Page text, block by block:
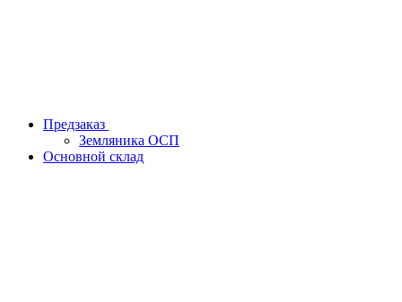
Предзаказ
Земляника ОСП
Основной склад